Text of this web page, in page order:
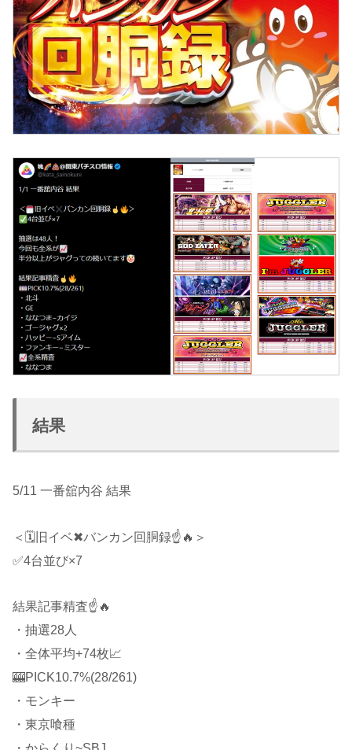
結果
5/11 一番舘内谷 結果
＜🗓旧イベ✖バンカン回胴録☝️🔥＞
✅4台並び×7
結果記事精査☝️🔥
・抽選28人
・全体平均+74枚📈
🎰PICK10.7%(28/261)
・モンキー
・東京喰種